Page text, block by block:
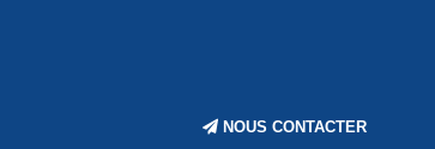
NOUS CONTACTER